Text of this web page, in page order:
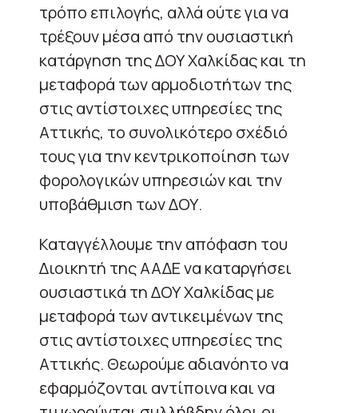
τρόπο επιλογής, αλλά ούτε για να
τρέξουν μέσα από την ουσιαστική
κατάργηση της ΔΟΥ Χαλκίδας και τη
μεταφορά των αρμοδιοτήτων της
στις αντίστοιχες υπηρεσίες της
Αττικής, το συνολικότερο σχέδιό
τους για την κεντρικοποίηση των
φορολογικών υπηρεσιών και την
υποβάθμιση των ΔΟΥ.
Καταγγέλλουμε την απόφαση του
Διοικητή της ΑΑΔΕ να καταργήσει
ουσιαστικά τη ΔΟΥ Χαλκίδας με
μεταφορά των αντικειμένων της
στις αντίστοιχες υπηρεσίες της
Αττικής. Θεωρούμε αδιανόητο να
εφαρμόζονται αντίποινα και να